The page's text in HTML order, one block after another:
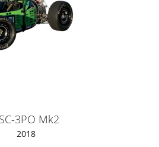
3PO Mk2
2018